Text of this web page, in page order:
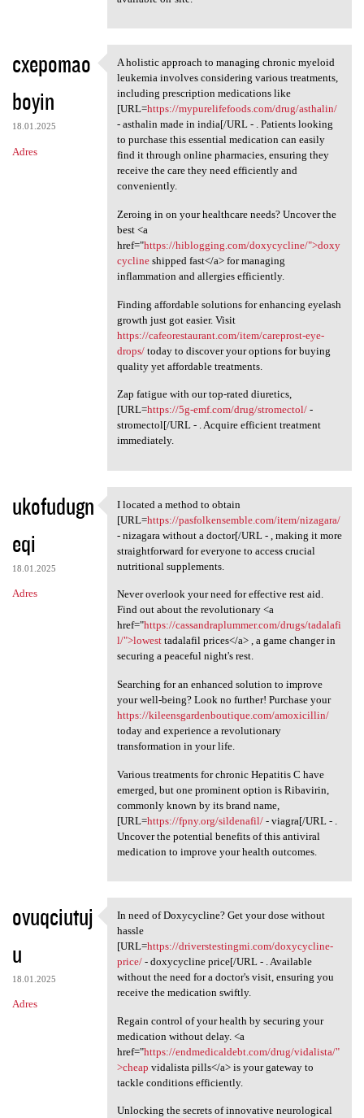
cxepomao
boyin
18.01.2025
Adres
A holistic approach to
A holistic approach to managing chronic myeloid
leukemia involves considering various treatments,
including prescription medications like
[URL=https://mypurelifefoods.com/drug/asthalin/
- asthalin made in india[/URL - . Patients looking
to purchase this essential medication can easily
find it through online pharmacies, ensuring they
receive the care they need efficiently and
conveniently.
Zeroing in on your healthcare needs? Uncover the
best <a
href="https://hiblogging.com/doxycycline/">doxy
cyclineshipped fast</a> for managing
inflammation and allergies efficiently.
Finding affordable solutions for enhancing eyelash
growth just got easier. Visit
https://cafeorestaurant.com/item/careprost-eye-
drops/today to discover your options for buying
quality yet affordable treatments.
Zap fatigue with our top-rated diuretics,
[URL=https://5g-emf.com/drug/stromectol/-
stromectol[/URL - . Acquire efficient treatment
immediately.
ukofudugn
eqi
18.01.2025
Adres
I located a method to obtain
I located a method to obtain
[URL=https://pasfolkensemble.com/item/nizagara/
- nizagara without a doctor[/URL - , making it more
straightforward for everyone to access crucial
nutritional supplements.
Never overlook your need for effective rest aid.
Find out about the revolutionary <a
href="https://cassandraplummer.com/drugs/tadalafi
l/">lowesttadalafil prices</a> , a game changer in
securing a peaceful night's rest.
Searching for an enhanced solution to improve
your well-being? Look no further! Purchase your
https://kileensgardenboutique.com/amoxicillin/
today and experience a revolutionary
transformation in your life.
Various treatments for chronic Hepatitis C have
emerged, but one prominent option is Ribavirin,
commonly known by its brand name,
[URL=https://fpny.org/sildenafil/- viagra[/URL - .
Uncover the potential benefits of this antiviral
medication to improve your health outcomes.
ovuqciutuj
u
18.01.2025
Adres
In need of Doxycycline? Get
In need of Doxycycline? Get your dose without
hassle
[URL=https://driverstestingmi.com/doxycycline-
price/- doxycycline price[/URL - . Available
without the need for a doctor's visit, ensuring you
receive the medication swiftly.
Regain control of your health by securing your
medication without delay. <a
href="https://endmedicaldebt.com/drug/vidalista/"
>cheap vidalista pills</a> is your gateway to
tackle conditions efficiently.
Unlocking the secrets of innovative neurological